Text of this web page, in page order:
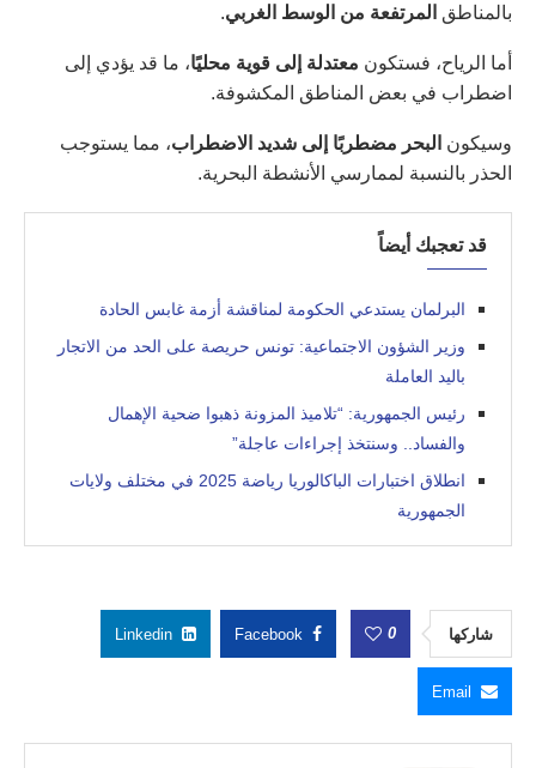
بالمناطق المرتفعة من الوسط الغربي.
أما الرياح، فستكون معتدلة إلى قوية محليًا، ما قد يؤدي إلى
اضطراب في بعض المناطق المكشوفة.
وسيكون البحر مضطربًا إلى شديد الاضطراب، مما يستوجب
الحذر بالنسبة لممارسي الأنشطة البحرية.
قد تعجبك أيضاً
البرلمان يستدعي الحكومة لمناقشة أزمة غابس الحادة
وزير الشؤون الاجتماعية: تونس حريصة على الحد من الاتجار
باليد العاملة
رئيس الجمهورية: “تلاميذ المزونة ذهبوا ضحية الإهمال
والفساد.. وسنتخذ إجراءات عاجلة”
انطلاق اختبارات الباكالوريا رياضة 2025 في مختلف ولايات
الجمهورية
شاركها 0
Facebook
Linkedin
Email